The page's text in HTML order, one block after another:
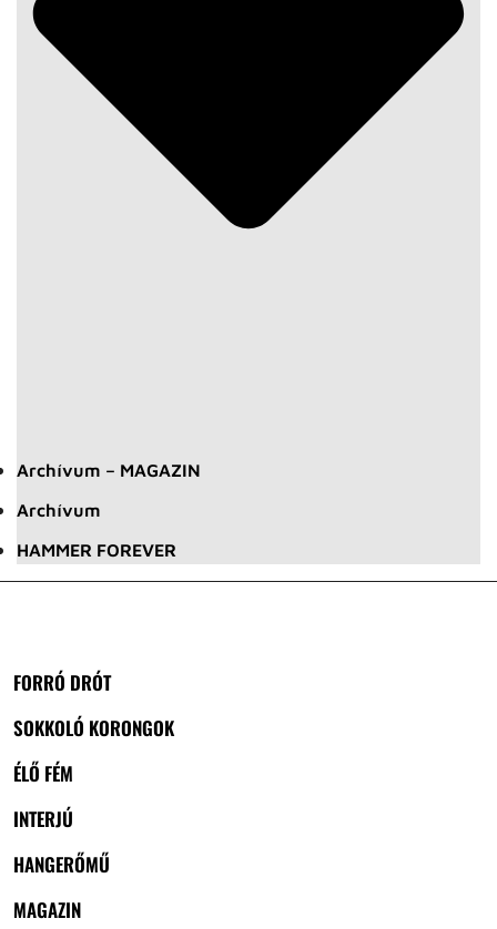
Archívum – MAGAZIN
Archívum
HAMMER FOREVER
FORRÓ DRÓT
SOKKOLÓ KORONGOK
ÉLŐ FÉM
INTERJÚ
HANGERŐMŰ
MAGAZIN